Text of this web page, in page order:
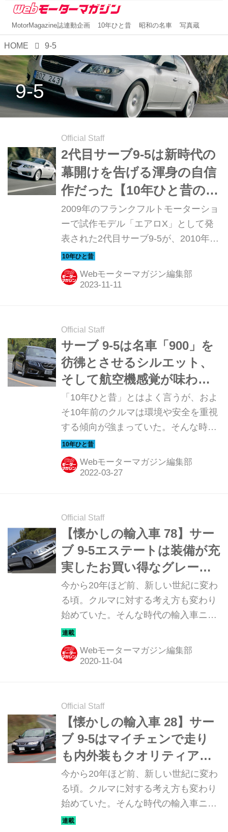
MotorMagazine誌連動企画 10年ひと昔 昭和の名車 写真蔵
HOME 9-5
9-5
Official Staff
2代目サーブ9-5は新時代の
幕開けを告げる渾身の自信
作だった【10年ひと昔の新
車】
2009年のフランクフルトモーターショ
ーで試作モデル「エアロX」として発
表された2代目サーブ9-5が、2010年に
なって市販モデルとしていよいよ欧州
デビューを果たした。ゼネラルモータ
ーズの経営危機により、親会社が二転
年の末にサーブの経営破綻により生産
は終了となってしまうが、わずかでは
あるものの日本にも上陸している。サ
ーブファンにとっては忘れられない1
台だろう。ここでは日本販売に向けて
期待が膨らむ中で行われた国際試乗会
の模様を振り返ってみよう。（以下の
試乗記は、Motor Magazine 2010年9月
号より）
Webモーターマガジン編集部
Official Staff
サーブ 9-5は名車「900」を
彷彿とさせるシルエット、
そして航空機感覚が味わえ
るサルーンだった【10年ひ
と昔の新車】
「10年ひと昔」とはよく言うが、およ
そ10年前のクルマは環境や安全を重視
する傾向が強まっていた。そんな時代
のニューモデル試乗記を当時の記事と
写真で紹介していこう。今回は、2011
年3月に日本で発表された2代目サーブ
本格的なニューモデルとして、サーブ
9-5は13年ぶりとなるフルモデルチェ
ンジを果たして大きな注目を集めてい
た。
Webモーターマガジン編集部
Official Staff
【懐かしの輸入車 78】サー
ブ 9-5エステートは装備が充
実したお買い得なグレード
も設定した
今から20年ほど前、新しい世紀に変わ
る頃。クルマに対する考え方も変わり
始めていた。そんな時代の輸入車ニュ
ーモデルのインプレッションを当時の
写真と記事で振り返ってみよう。今回
は「サーブ 9-5エステート」だ。
Webモーターマガジン編集部
Official Staff
【懐かしの輸入車 28】サー
ブ 9-5はマイチェンで走り
も内外装もクオリティアッ
プし北欧発の魅力をアピー
ル
今から20年ほど前、新しい世紀に変わ
る頃。クルマに対する考え方も変わり
始めていた。そんな時代の輸入車ニュ
ーモデルのインプレッションを当時の